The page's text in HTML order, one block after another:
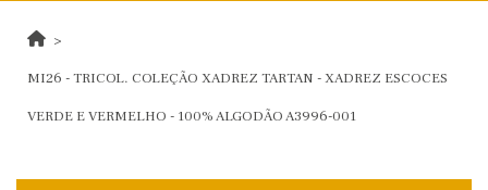
MI26 - TRICOL. COLEÇÃO XADREZ TARTAN - XADREZ ESCOCES
VERDE E VERMELHO - 100% ALGODÃO A3996-001